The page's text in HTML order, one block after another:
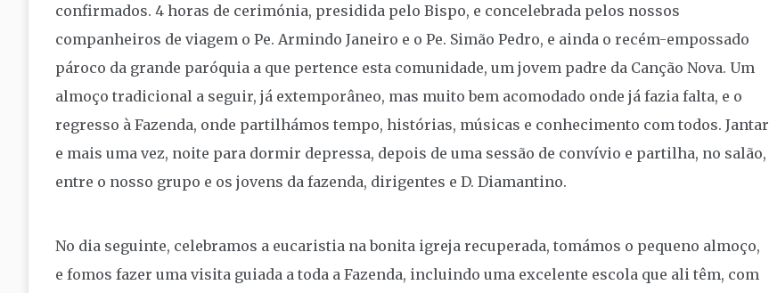
confirmados. 4 horas de cerimónia, presidida pelo Bispo, e concelebrada pelos nossos
companheiros de viagem o Pe. Armindo Janeiro e o Pe. Simão Pedro, e ainda o recém-empossado
pároco da grande paróquia a que pertence esta comunidade, um jovem padre da Canção Nova. Um
almoço tradicional a seguir, já extemporâneo, mas muito bem acomodado onde já fazia falta, e o
regresso à Fazenda, onde partilhámos tempo, histórias, músicas e conhecimento com todos. Jantar
e mais uma vez, noite para dormir depressa, depois de uma sessão de convívio e partilha, no salão,
entre o nosso grupo e os jovens da fazenda, dirigentes e D. Diamantino.
No dia seguinte, celebramos a eucaristia na bonita igreja recuperada, tomámos o pequeno almoço,
e fomos fazer uma visita guiada a toda a Fazenda, incluindo uma excelente escola que ali têm, com